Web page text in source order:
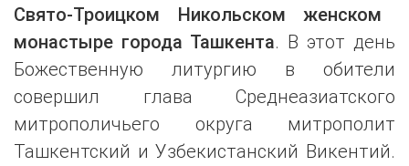
Свято-Троицком Никольском женском
монастыре города Ташкента. В этот день
Божественную литургию в обители
совершил глава Среднеазиатского
митрополичьего округа митрополит
Ташкентский и Узбекистанский Викентий.